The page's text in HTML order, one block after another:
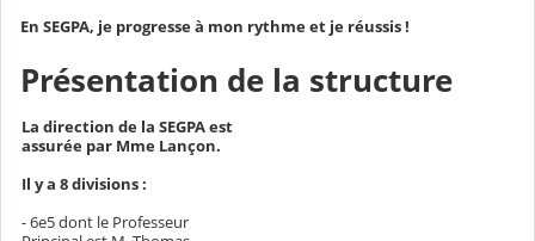
En SEGPA, je progresse à mon rythme et je réussis !
Présentation de la structure
La direction de la SEGPA est
assurée par Mme Lançon.
Il y a 8 divisions :
- 6e5 dont le Professeur